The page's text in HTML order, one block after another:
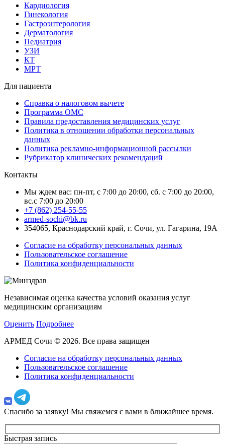
Кардиология
Гинекология
Гастроэнтерология
Дерматология
Педиатрия
УЗИ
КТ
МРТ
Для пациента
Справка о налоговом вычете
Программа ОМС
Правила предоставления медицинских услуг
Политика в отношении обработки персональных
данных
Политика рекламно-информационной рассылки
Рубрикатор клинических рекомендаций
Контакты
Мы ждем вас: пн-пт, с 7:00 до 20:00, сб. с 7:00 до 20:00,
вс.с 7:00 до 20:00
+7 (862) 254-55-55
armed-sochi@bk.ru
354065, Краснодарский край, г. Сочи, ул. Гагарина, 19А
Согласие на обработку персональных данных
Пользовательское соглашение
Политика конфиденциальности
Независимая оценка качества условий оказания услуг
медицинским организациям
Оценить Подробнее
АРМЕД Сочи © 2026. Все права защищен
Согласие на обработку персональных данных
Пользовательское соглашение
Политика конфиденциальности
Спасибо за заявку! Мы свяжемся с вами в ближайшее время.
Быстрая запись